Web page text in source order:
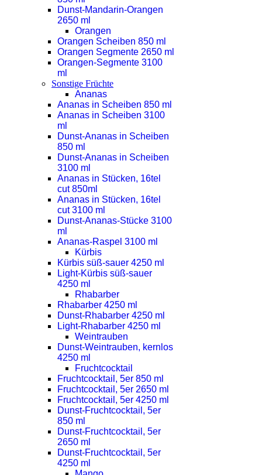
Dunst-Mandarin-Orangen
2650 ml
Orangen
Orangen Scheiben 850 ml
Orangen Segmente 2650 ml
Orangen-Segmente 3100
ml
Sonstige Früchte
Ananas
Ananas in Scheiben 850 ml
Ananas in Scheiben 3100
ml
Dunst-Ananas in Scheiben
850 ml
Dunst-Ananas in Scheiben
3100 ml
Ananas in Stücken, 16tel
cut 850ml
Ananas in Stücken, 16tel
cut 3100 ml
Dunst-Ananas-Stücke 3100
ml
Ananas-Raspel 3100 ml
Kürbis
Kürbis süß-sauer 4250 ml
Light-Kürbis süß-sauer
4250 ml
Rhabarber
Rhabarber 4250 ml
Dunst-Rhabarber 4250 ml
Light-Rhabarber 4250 ml
Weintrauben
Dunst-Weintrauben, kernlos
4250 ml
Fruchtcocktail
Fruchtcocktail, 5er 850 ml
Fruchtcocktail, 5er 2650 ml
Fruchtcocktail, 5er 4250 ml
Dunst-Fruchtcocktail, 5er
850 ml
Dunst-Fruchtcocktail, 5er
2650 ml
Dunst-Fruchtcocktail, 5er
4250 ml